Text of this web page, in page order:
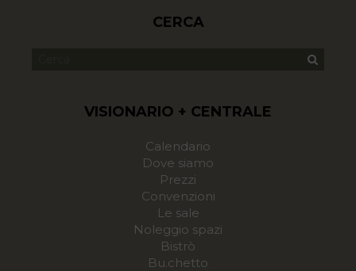
CERCA
VISIONARIO + CENTRALE
Calendario
Dove siamo
Prezzi
Convenzioni
Le sale
Noleggio spazi
Bistrò
Bu.chetto